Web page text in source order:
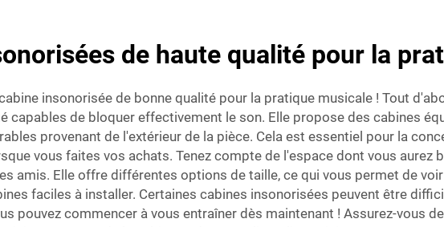
de haute qualité pour la
insonorisée de bonne qualité pour la pratique musicale ! Tout
capables de bloquer effectivement le son. Elle propose des cabines
provenant de l'extérieur de la pièce. Cela est essentiel pour la
vous faites vos achats. Tenez compte de l'espace dont vous aurez
amis. Elle offre différentes options de taille, ce qui vous permet de
faciles à installer. Certaines cabines insonorisées peuvent être
pouvez commencer à vous entraîner dès maintenant ! Assurez-vous